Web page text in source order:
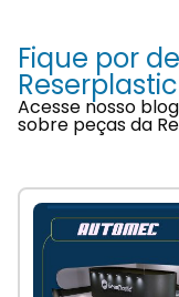
Fique por
Acesse nosso
sobre peças da